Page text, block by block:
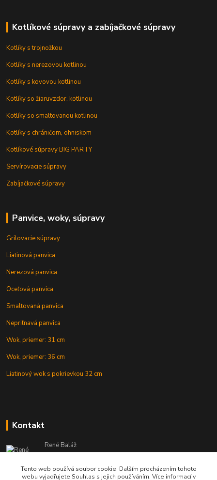
Kotlíkové súpravy a zabíjačkové súpravy
Kotlíky s trojnožkou
Kotlíky s nerezovou kotlinou
Kotlíky s kovovou kotlinou
Kotlíky so žiaruvzdor. kotlinou
Kotlíky so smaltovanou kotlinou
Kotlíky s chráničom, ohniskom
Kotlíkové súpravy BIG PARTY
Servírovacie súpravy
Zabíjačkové súpravy
Panvice, woky, súpravy
Grilovacie súpravy
Liatinová panvica
Nerezová panvica
Oceľová panvica
Smaltovaná panvica
Nepriľnavá panvica
Wok, priemer: 31 cm
Wok, priemer: 36 cm
Liatinový wok s pokrievkou 32 cm
Kontakt
René Baláž
Eshop: +421 902 212 007
od 8:00 - do 16:00 hod
Tento web používá soubor cookie. Dalším procházením tohoto
webu vyjadřujete Souhlas s jejich používáním. Více informací v